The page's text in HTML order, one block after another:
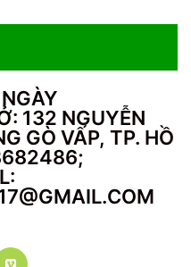
132 NGUYỄN
GÒ VẤP, TP. HỒ